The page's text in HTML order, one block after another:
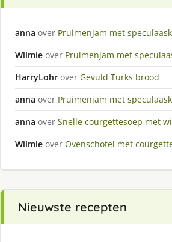
anna over Pruimenjam met
Wilmie over Pruimenjam met
HarryLohr over Gevuld Turks brood
anna over Pruimenjam met
anna over Snelle courgettesoep met
Wilmie over Ovenschotel met
Nieuwste recepten